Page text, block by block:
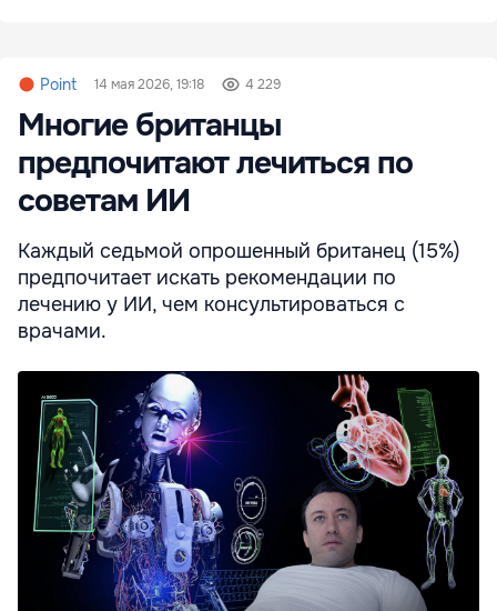
Point 14 мая 2026, 19:18 4 229
Многие британцы
предпочитают лечиться по
советам ИИ
Каждый седьмой опрошенный британец (15%)
предпочитает искать рекомендации по
лечению у ИИ, чем консультироваться с
врачами.